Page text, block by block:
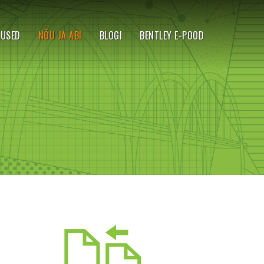
NÕU JA ABI BLOGI BENTLEY E-POOD